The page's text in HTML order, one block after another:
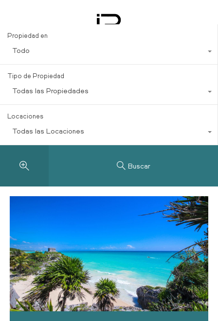
Propiedad en
Todo
Tipo de Propiedad
Todas las Propiedades
Locaciones
Todas las Locaciones
Buscar